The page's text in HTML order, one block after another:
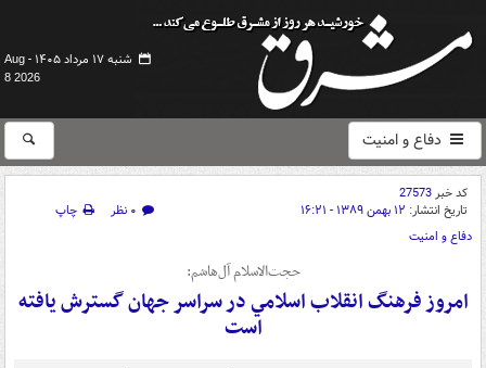
شنبه ۱۷ مرداد ۱۴۰۵ -
Aug
8 2026
دفاع و امنیت
کد خبر27573
تاریخ انتشار: ۱۲ بهمن ۱۳۸۹ - ۱۶:۲۱ ۰ نظر
چاپ
دفاع و امنیت
حجت‌الاسلام آل‌هاشم:
امروز فرهنگ انقلاب اسلامي در سراسر جهان گسترش يافته
است